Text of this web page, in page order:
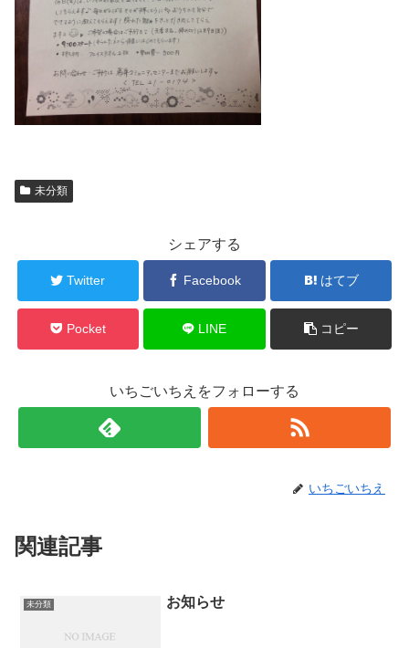
未分類
シェアする
Twitter Facebook はてブ
Pocket LINE コピー
いちごいちえをフォローする
いちごいちえ
関連記事
未分類 お知らせ